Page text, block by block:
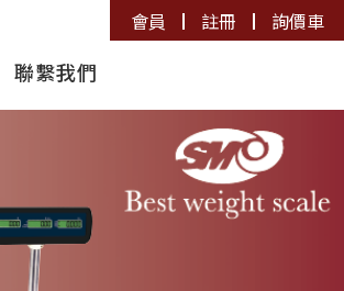
會員 註冊 詢價車
聯繫我們